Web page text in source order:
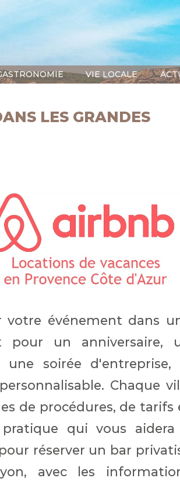
VIE LOCALE
LES GRANDES
votre événement dans
un anniversaire,
soirée d'entreprise,
Chaque
de procédures, de tarifs
qui vous aidera
réserver un bar
avec les